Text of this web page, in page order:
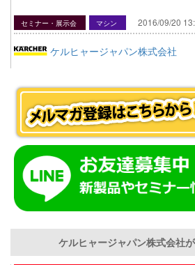
セミナー・展示会 マシン 2016/09/20
ケルヒャージャパン株式会社
ケルヒャージャパン株式会社